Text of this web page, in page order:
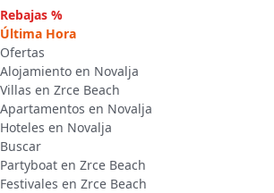
Rebajas %
Última Hora
Ofertas
Alojamiento en Novalja
Villas en Zrce Beach
Apartamentos en Novalja
Hoteles en Novalja
Buscar
Partyboat en Zrce Beach
Festivales en Zrce Beach